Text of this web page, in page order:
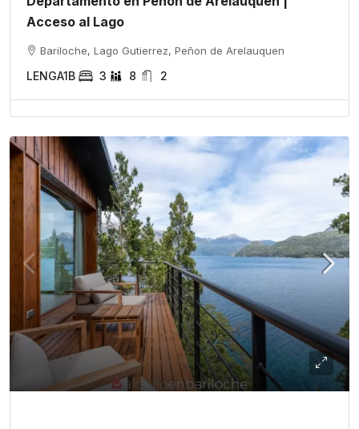
Acceso al Lago
Bariloche, Lago Gutierrez, Peñon de Arelauquen
LENGA1B 3 8 2